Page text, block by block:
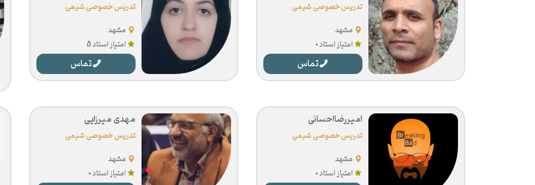
تدریس خصوصی شیمی
مشهد
امتیاز استاد 0
تماس
تدریس خصوصی شیمی
مشهد
امتیاز استاد 5
تماس
امیررضااحسانی
تدریس خصوصی شیمی
مشهد
امتیاز استاد 0
مهدی میرزایی
تدریس خصوصی شیمی
مشهد
امتیاز استاد 0